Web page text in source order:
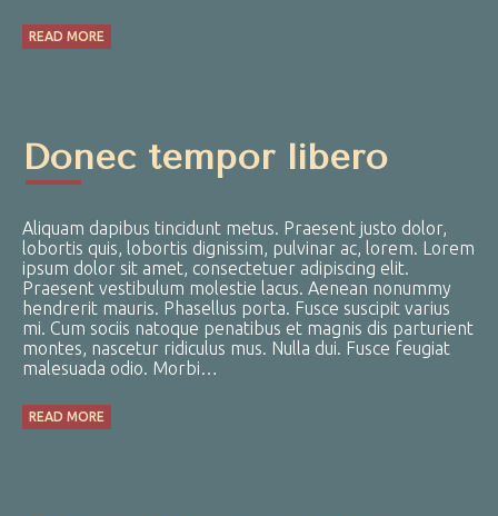
READ MORE
Donec tempor libero
Aliquam dapibus tincidunt metus. Praesent justo dolor,
lobortis quis, lobortis dignissim, pulvinar ac, lorem. Lorem
ipsum dolor sit amet, consectetuer adipiscing elit.
Praesent vestibulum molestie lacus. Aenean nonummy
hendrerit mauris. Phasellus porta. Fusce suscipit varius
mi. Cum sociis natoque penatibus et magnis dis parturient
montes, nascetur ridiculus mus. Nulla dui. Fusce feugiat
malesuada odio. Morbi…
READ MORE